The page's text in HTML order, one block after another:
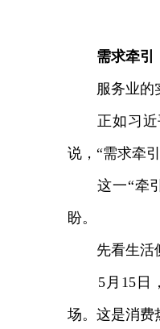
需求牵引
服务业的实
正如习近平
说，“需求牵
这一“牵引
盼。
先看生活
5月15日，
场。这是消费